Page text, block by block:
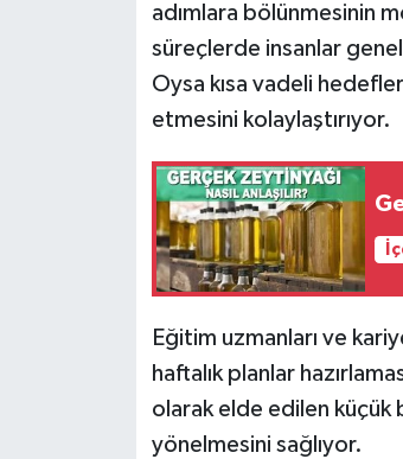
adımlara bölünmesinin
süreçlerde insanlar
Oysa kısa vadeli
etmesini kolaylaştırıyor.
Eğitim uzmanları ve
haftalık planlar
olarak elde edilen küçük
yönelmesini sağlıyor.